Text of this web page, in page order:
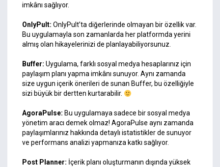
imkânı sağlıyor.
OnlyPult: OnlyPult’ta diğerlerinde olmayan bir özellik var.
Bu uygulamayla son zamanlarda her platformda yerini
almış olan hikayelerinizi de planlayabiliyorsunuz.
Buffer: Uygulama, farklı sosyal medya hesaplarınız için
paylaşım planı yapma imkânı sunuyor. Aynı zamanda
size uygun içerik önerileri de sunan Buffer, bu özelliğiyle
sizi büyük bir dertten kurtarabilir.
AgoraPulse: Bu uygulamaya sadece bir sosyal medya
yönetim aracı demek olmaz! AgoraPulse aynı zamanda
paylaşımlarınız hakkında detaylı istatistikler de sunuyor
ve performans analizi yapmanıza katkı sağlıyor.
Post Planner: İçerik planı oluşturmanın dışında yüksek